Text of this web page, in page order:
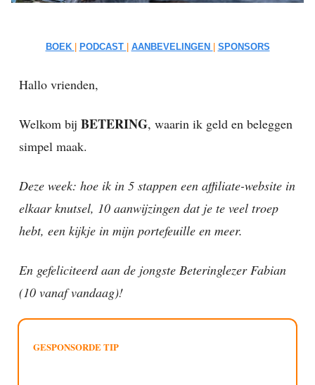
BOEK PODCAST AANBEVELINGEN SPONSORS
Hallo vrienden,
Welkom bij BETERING, waarin ik geld en beleggen
simpel maak.
Deze week: hoe ik in 5 stappen een affiliate-website in
elkaar knutsel, 10 aanwijzingen dat je te veel troep
hebt, een kijkje in mijn portefeuille en meer.
En gefeliciteerd aan de jongste Beteringlezer Fabian
(10 vanaf vandaag)!
GESPONSORDE TIP